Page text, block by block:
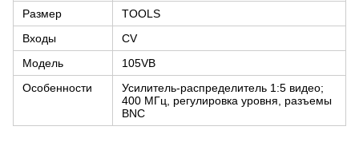
Размер
TOOLS
Входы
CV
Модель
105VB
Особенности
Усилитель-распределитель 1:5 видео;
400 МГц, регулировка уровня, разъемы
BNC